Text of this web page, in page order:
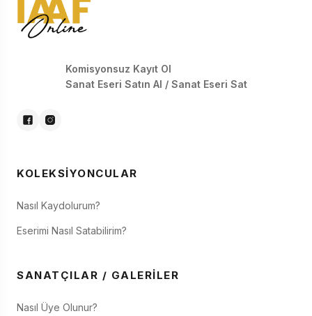
Komisyonsuz Kayıt Ol
Sanat Eseri Satın Al / Sanat Eseri Sat
KOLEKSIYONCULAR
Nasıl Kaydolurum?
Eserimi Nasıl Satabilirim?
SANATÇILAR / GALERILER
Nasıl Üye Olunur?